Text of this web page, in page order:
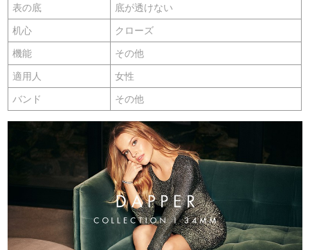
表の底 底が透けない
机心 クローズ
機能 その他
適用人 女性
バンド その他